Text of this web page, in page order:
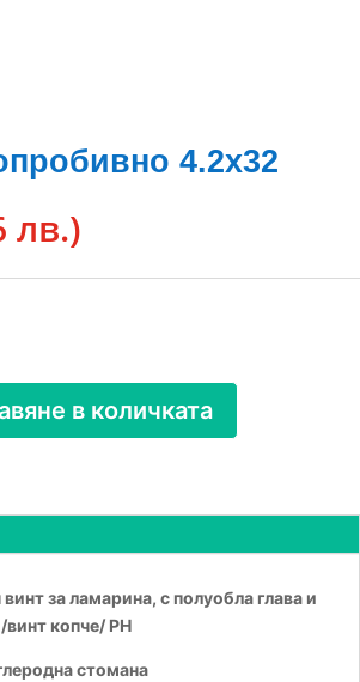
4.2х32
лв.)
в количката
за ламарина, с полуобла глава и
копче/ PH
стомана